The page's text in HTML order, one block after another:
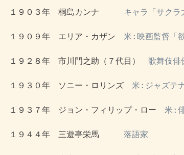
１９０３年　桐島カンナ キャラ「サクラ
１９０９年　エリア・カザン 米:映画監督「
１９２８年　市川門之助（７代目） 歌舞伎
１９３０年　ソニー・ロリンズ 米:ジャズテ
１９３７年　ジョン・フィリップ・ロー 米:
１９４４年　三遊亭栄馬 落語家